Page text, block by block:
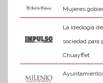
Mujeres
La ideología
sociedad para
Chuayffet